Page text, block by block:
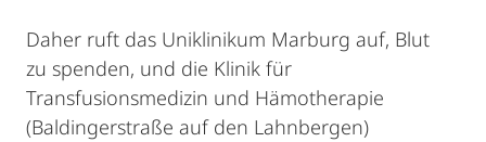
Daher ruft das Uniklinikum Marburg auf, Blut
zu spenden, und die Klinik für
Transfusionsmedizin und Hämotherapie
(Baldingerstraße auf den Lahnbergen)